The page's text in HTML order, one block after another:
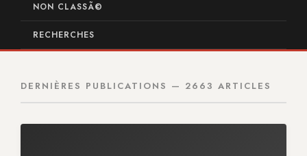
NON CLASSÃ©
RECHERCHES
DERNIÈRES PUBLICATIONS — 2663 ARTICLES